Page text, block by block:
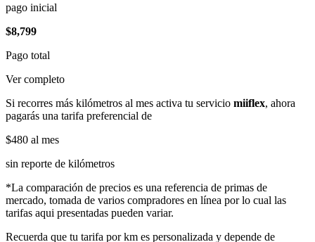
pago inicial
$8,799
Pago total
Ver completo
Si recorres más kilómetros al mes activa tu servicio miiflex, ahora
pagarás una tarifa preferencial de
$480 al mes
sin reporte de kilómetros
*La comparación de precios es una referencia de primas de
mercado, tomada de varios compradores en línea por lo cual las
tarifas aqui presentadas pueden variar.
Recuerda que tu tarifa por km es personalizada y depende de